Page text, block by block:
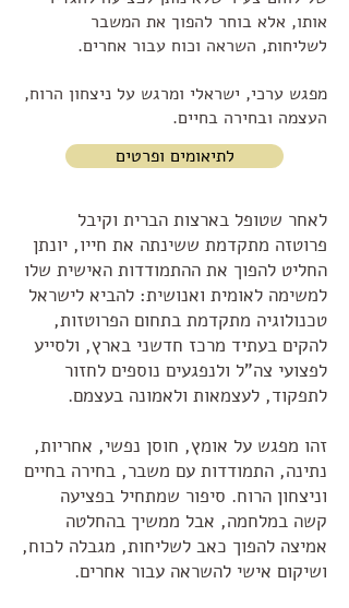
אותו, אלא בוחר להפוך את המשבר
לשליחות, השראה וכוח עבור אחרים.
מפגש ערכי, ישראלי ומרגש על ניצחון הרוח,
העצמה ובחירה בחיים.
לתיאומים ופרטים
לאחר שטופל בארצות הברית וקיבל
פרוטזה מתקדמת ששינתה את חייו, יונתן
החליט להפוך את ההתמודדות האישית שלו
למשימה לאומית ואנושית: להביא לישראל
טכנולוגיה מתקדמת בתחום הפרוטזות,
להקים בעתיד מרכז חדשני בארץ, ולסייע
לפצועי צה"ל ולנפגעים נוספים לחזור
לתפקוד, לעצמאות ולאמונה בעצמם.
זהו מפגש על אומץ, חוסן נפשי, אחריות,
נתינה, התמודדות עם משבר, בחירה בחיים
וניצחון הרוח. סיפור שמתחיל בפציעה
קשה במלחמה, אבל ממשיך בהחלטה
אמיצה להפוך כאב לשליחות, מגבלה לכוח,
ושיקום אישי להשראה עבור אחרים.